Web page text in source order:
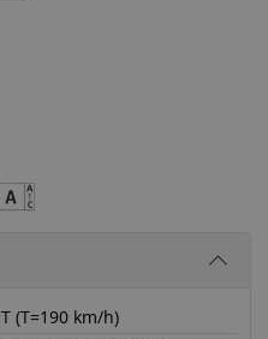
T (T=190 km/h)